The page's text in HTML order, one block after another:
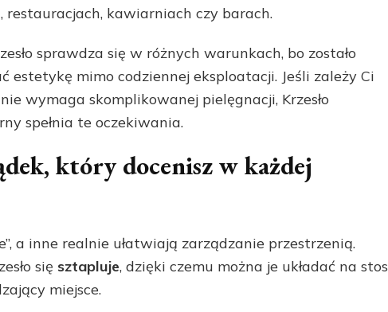
kawiarniach czy barach.
sprawdza się w różnych warunkach, bo zostało
estetykę mimo codziennej eksploatacji. Jeśli zależy Ci
wymaga skomplikowanej pielęgnacji, Krzesło
spełnia te oczekiwania.
który docenisz w każdej
a inne realnie ułatwiają zarządzanie przestrzenią.
się sztapluje, dzięki czemu można je układać na stos
miejsce.